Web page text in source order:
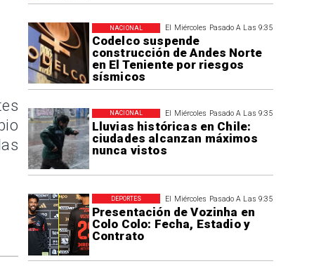
El Miércoles Pasado A Las 9:35
Codelco suspende
construcción de Andes Norte
en El Teniente por riesgos
sísmicos
NACIONAL
El Miércoles Pasado A Las 9:35
Lluvias históricas en Chile:
ciudades alcanzan máximos
nunca vistos
NACIONAL
El Miércoles Pasado A Las 9:35
Presentación de Vozinha en
Colo Colo: Fecha, Estadio y
Contrato
DEPORTES